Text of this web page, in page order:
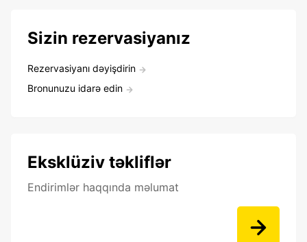
Sizin rezervasiyanız
Rezervasiyanı dəyişdirin
Bronunuzu idarə edin
Eksklüziv təkliflər
Endirimlər haqqında məlumat